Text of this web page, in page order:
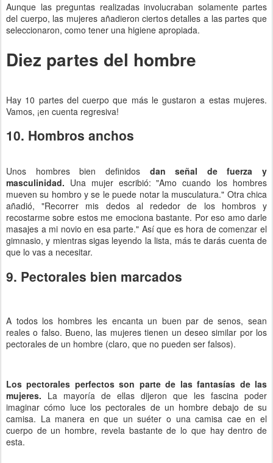
Aunque las preguntas realizadas involucraban solamente partes
del cuerpo, las mujeres añadieron ciertos detalles a las partes que
seleccionaron, como tener una higiene apropiada.
Diez partes del hombre
Hay 10 partes del cuerpo que más le gustaron a estas mujeres.
Vamos, ¡en cuenta regresiva!
10. Hombros anchos
Unos hombres bien definidos dan señal de fuerza y
masculinidad. Una mujer escribió: "Amo cuando los hombres
mueven su hombro y se le puede notar la musculatura." Otra chica
añadió, "Recorrer mis dedos al rededor de los hombros y
recostarme sobre estos me emociona bastante. Por eso amo darle
masajes a mi novio en esa parte." Así que es hora de comenzar el
gimnasio, y mientras sigas leyendo la lista, más te darás cuenta de
que lo vas a necesitar.
9. Pectorales bien marcados
A todos los hombres les encanta un buen par de senos, sean
reales o falso. Bueno, las mujeres tienen un deseo similar por los
pectorales de un hombre (claro, que no pueden ser falsos).
Los pectorales perfectos son parte de las fantasías de las
mujeres. La mayoría de ellas dijeron que les fascina poder
imaginar cómo luce los pectorales de un hombre debajo de su
camisa. La manera en que un suéter o una camisa cae en el
cuerpo de un hombre, revela bastante de lo que hay dentro de
esta.